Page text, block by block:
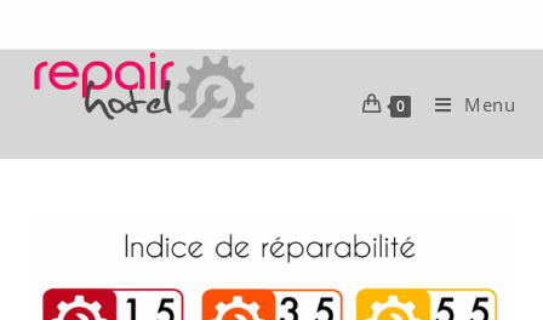
0 Menu